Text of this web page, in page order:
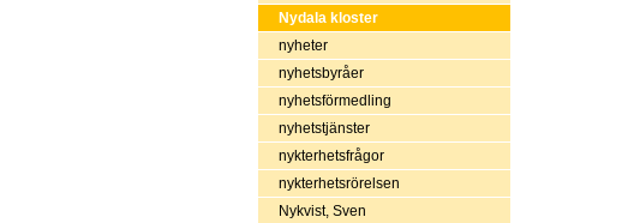
Nydala kloster
nyheter
nyhetsbyråer
nyhetsförmedling
nyhetstjänster
nykterhetsfrågor
nykterhetsrörelsen
Nykvist, Sven